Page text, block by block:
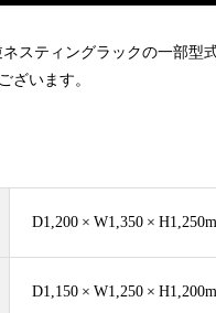
スティングラックの一部型
ざいます。
D1,200 × W1,350 ×
D1,150 × W1,250 ×